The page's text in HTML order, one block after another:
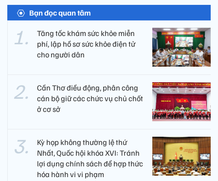
Bạn đọc quan tâm
Tăng tốc khám sức khỏe miễn
phí, lập hồ sơ sức khỏe điện tử
cho người dân
Cần Thơ điều động, phân công
cán bộ giữ các chức vụ chủ chốt
ở cơ sở
Kỳ họp không thường lệ thứ
Nhất, Quốc hội khóa XVI: Tránh
lợi dụng chính sách để hợp thức
hóa hành vi vi phạm